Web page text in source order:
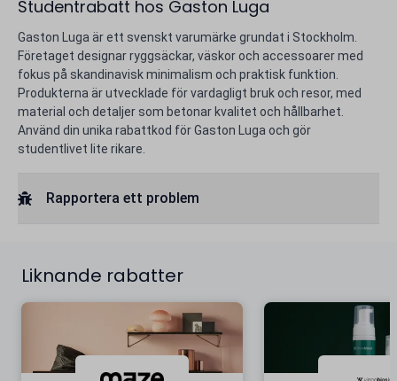
Studentrabatt hos Gaston Luga
Gaston Luga är ett svenskt varumärke grundat i Stockholm.
Företaget designar ryggsäckar, väskor och accessoarer med
fokus på skandinavisk minimalism och praktisk funktion.
Produkterna är utvecklade för vardagligt bruk och resor, med
material och detaljer som betonar kvalitet och hållbarhet.
Använd din unika rabattkod för Gaston Luga och gör
studentlivet lite rikare.
Rapportera ett problem
Liknande rabatter